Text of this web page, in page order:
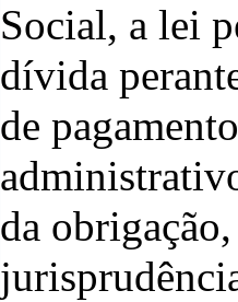
Social, a lei
dívida
de
da